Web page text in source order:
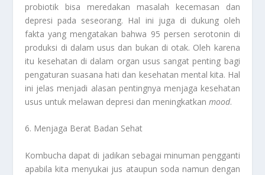
probiotik bisa meredakan masalah kecemasan dan
depresi pada seseorang. Hal ini juga di dukung oleh
fakta yang mengatakan bahwa 95 persen serotonin di
produksi di dalam usus dan bukan di otak. Oleh karena
itu kesehatan di dalam organ usus sangat penting bagi
pengaturan suasana hati dan kesehatan mental kita. Hal
ini jelas menjadi alasan pentingnya menjaga kesehatan
usus untuk melawan depresi dan meningkatkanmood.
6. Menjaga Berat Badan Sehat
Kombucha dapat di jadikan sebagai minuman pengganti
apabila kita menyukai jus ataupun soda namun dengan